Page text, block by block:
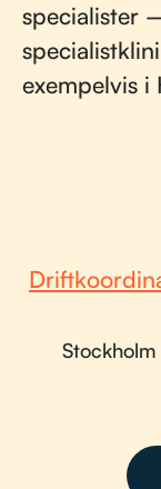
specialister
exempelvis i
Stockholm